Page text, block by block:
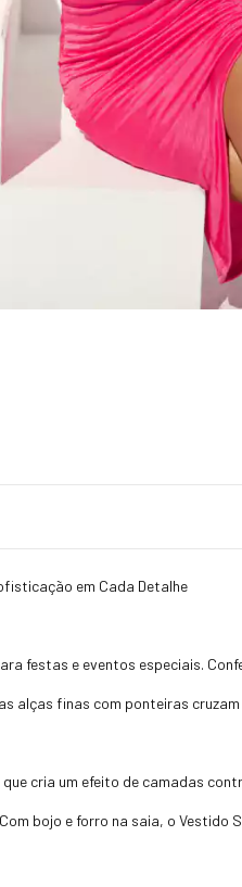
em Cada Detalhe
festas e eventos especiais.
alças finas com ponteiras
cria um efeito de camadas
bojo e forro na saia, o